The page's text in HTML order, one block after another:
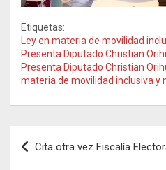
Etiquetas:
Ley en materia de movilidad
Presenta Diputado Christian
Presenta Diputado Christian
materia de movilidad inclusiva y
Navegación
de
Cita otra vez Fiscalía